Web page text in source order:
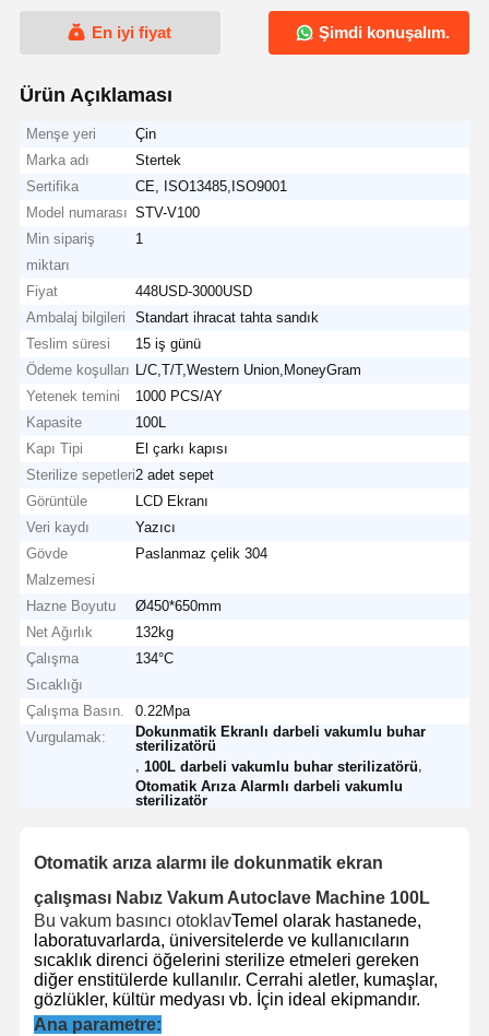
En iyi fiyat Şimdi konuşalım.
Ürün Açıklaması
Menşe yeri
Çin
Marka adı
Stertek
Sertifika
CE, ISO13485,ISO9001
Model numarası STV-V100
Min sipariş
miktarı
1
Fiyat
448USD-3000USD
Ambalaj bilgileri
Standart ihracat tahta sandık
Teslim süresi
15 iş günü
Ödeme koşulları
L/C,T/T,Western Union,MoneyGram
Yetenek temini
1000 PCS/AY
Kapasite
100L
Kapı Tipi
El çarkı kapısı
Sterilize sepetleri2 adet sepet
Görüntüle
LCD Ekranı
Veri kaydı
Yazıcı
Gövde
Malzemesi
Paslanmaz çelik 304
Hazne Boyutu
Ø450*650mm
Net Ağırlık
132kg
Çalışma
Sıcaklığı
134°C
Çalışma Basın.
0.22Mpa
Vurgulamak:
Dokunmatik Ekranlı darbeli vakumlu buhar
sterilizatörü
,100L darbeli vakumlu buhar sterilizatörü
Otomatik Arıza Alarmlı darbeli vakumlu
sterilizatör
Otomatik arıza alarmı ile dokunmatik ekran
çalışması Nabız Vakum Autoclave Machine 100L
Bu vakum basıncı otoklavTemel olarak hastanede,
laboratuvarlarda, üniversitelerde ve kullanıcıların
sıcaklık direnci öğelerini sterilize etmeleri gereken
diğer enstitülerde kullanılır. Cerrahi aletler, kumaşlar,
gözlükler, kültür medyası vb. İçin ideal ekipmandır.
Ana parametre: